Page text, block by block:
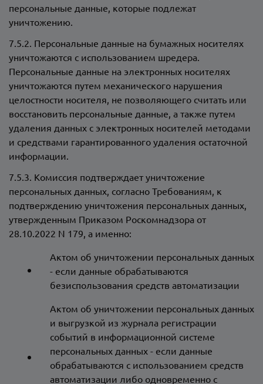
персональные данные, которые подлежат
уничтожению.
7.5.2. Персональные данные на бумажных носителях
уничтожаются с использованием шредера.
Персональные данные на электронных носителях
уничтожаются путем механического нарушения
целостности носителя, не позволяющего считать или
восстановить персональные данные, а также путем
удаления данных с электронных носителей методами
и средствами гарантированного удаления остаточной
информации.
7.5.3. Комиссия подтверждает уничтожение
персональных данных, согласно Требованиям, к
подтверждению уничтожения персональных данных,
утвержденным Приказом Роскомнадзора от
28.10.2022 N 179, а именно:
Актом об уничтожении персональных данных
- если данные обрабатываются
безиспользования средств автоматизации
Актом об уничтожении персональных данных
и выгрузкой из журнала регистрации
событий в информационной системе
персональных данных - если данные
обрабатываются с использованием средств
автоматизации либо одновременно с